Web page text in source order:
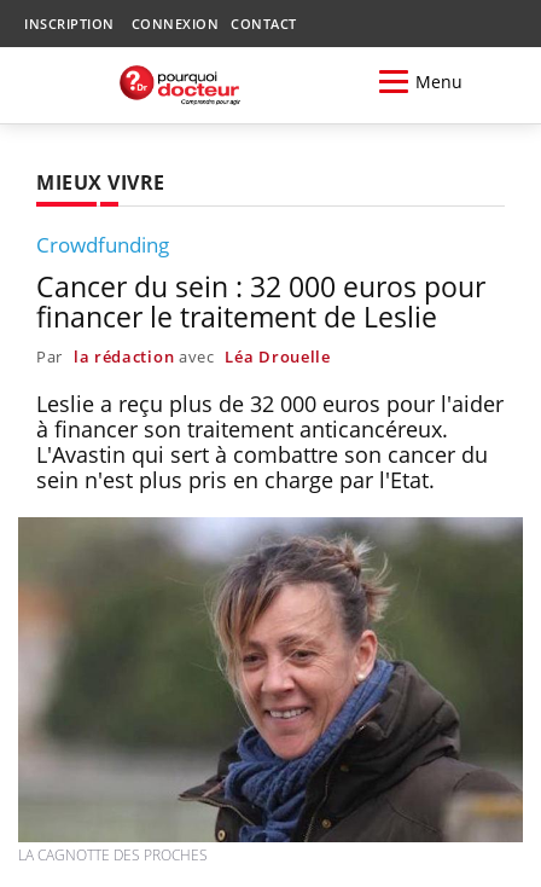
INSCRIPTION CONNEXION CONTACT
Menu
MIEUX VIVRE
Crowdfunding
Cancer du sein : 32 000 euros pour
financer le traitement de Leslie
Par la rédaction avec Léa Drouelle
Leslie a reçu plus de 32 000 euros pour l'aider
à financer son traitement anticancéreux.
L'Avastin qui sert à combattre son cancer du
sein n'est plus pris en charge par l'Etat.
LA CAGNOTTE DES PROCHES